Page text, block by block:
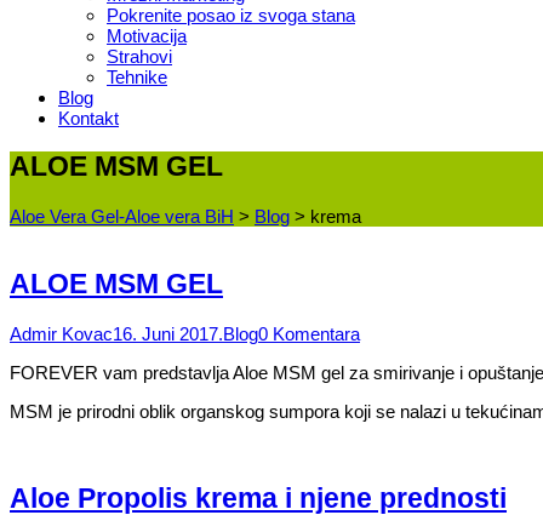
Pokrenite posao iz svoga stana
Motivacija
Strahovi
Tehnike
Blog
Kontakt
ALOE MSM GEL
Aloe Vera Gel-Aloe vera BiH > Blog > krema
ALOE MSM GEL
Admir Kovac16. Juni 2017.Blog0 Komentara
FOREVER vam predstavlja Aloe MSM gel za smirivanje i
MSM je prirodni oblik organskog sumpora koji se nalazi u
Aloe Propolis krema i njene prednosti